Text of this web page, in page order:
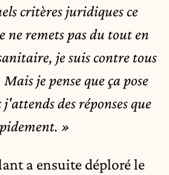
critères juridiques ce
ne remets pas du tout en
je suis contre tous
je pense que ça pose
des réponses que
»
a ensuite déploré le